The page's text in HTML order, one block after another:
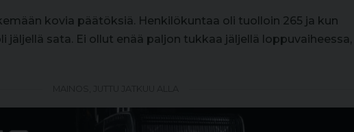
kovia päätöksiä. Henkilökuntaa oli tuolloin 265 ja kun
jäljellä sata. Ei ollut enää paljon tukkaa jäljellä loppuvaiheessa,